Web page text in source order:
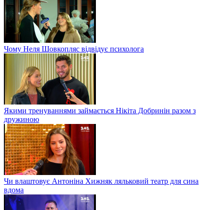
Чому Неля Шовкопляс відвідує психолога
Якими тренуваннями займається Нікіта Добринін разом з
дружиною
Чи влаштовує Антоніна Хижняк ляльковий театр для сина
вдома